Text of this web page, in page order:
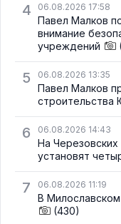
4 06.08.2026 17:58
Павел Малков
внимание
учреждений
5 06.08.2026 13:35
Павел Малков
строительства
6 06.08.2026 14:43
На
установят
7 06.08.2026 11:19
В
(430)